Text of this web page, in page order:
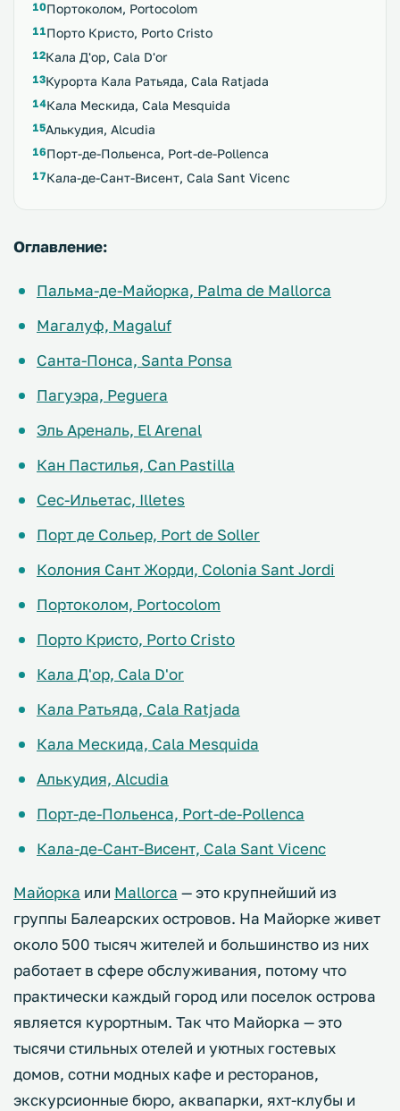
Портоколом, Portocolom
Порто Кристо, Porto Cristo
Кала Д'oр, Cala D'or
Курорта Кала Ратьяда, Cala Ratjada
Кала Мескида, Cala Mesquida
Алькудия, Alcudia
Порт-де-Польенса, Port-de-Pollenca
Кала-де-Сант-Висент, Cala Sant Vicenc
Оглавление:
Пальма-де-Майорка, Palma de Mallorca
Магалуф, Magaluf
Санта-Понса, Santa Ponsa
Пагуэра, Peguera
Эль Ареналь, El Arenal
Кан Пастилья, Can Pastilla
Сес-Ильетас, Illetes
Порт де Сольер, Port de Soller
Колония Сант Жорди, Colonia Sant Jordi
Портоколом, Portocolom
Порто Кристо, Porto Cristo
Кала Д'oр, Cala D'or
Кала Ратьяда, Cala Ratjada
Кала Мескида, Cala Mesquida
Алькудия, Alcudia
Порт-де-Польенса, Port-de-Pollenca
Кала-де-Сант-Висент, Cala Sant Vicenc
Майорка или Mallorca — это крупнейший из
группы Балеарских островов. На Майорке живет
около 500 тысяч жителей и большинство из них
работает в сфере обслуживания, потому что
практически каждый город или поселок острова
является курортным. Так что Майорка — это
тысячи стильных отелей и уютных гостевых
домов, сотни модных кафе и ресторанов,
экскурсионные бюро, аквапарки, яхт-клубы и